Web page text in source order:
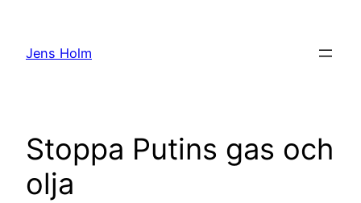
innehåll
Jens Holm
Stoppa Putins gas och
olja